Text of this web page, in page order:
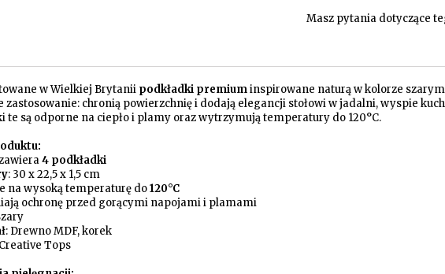
Masz pytania dotyczące
w Wielkiej Brytanii podkładki premiuminspirowane naturą w kolorze
zastosowanie: chronią powierzchnię i dodają elegancji stołowi w jadalni, wyspie
te są odporne na ciepło i plamy oraz wytrzymują temperatury do 120°C.
4 podkładki
: 30 x 22,5 x 1,5 cm
na wysoką temperaturę do120°C
ochronę przed gorącymi napojami i plamami
: Drewno MDF, korek
Tops